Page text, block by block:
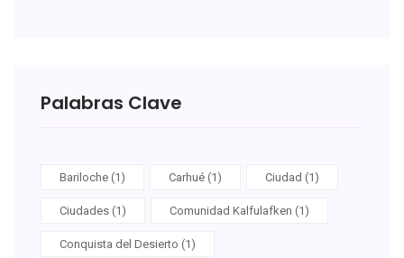
Palabras Clave
Bariloche (1) Carhué (1) Ciudad (1)
Ciudades (1) Comunidad Kalfulafken (1)
Conquista del Desierto (1)